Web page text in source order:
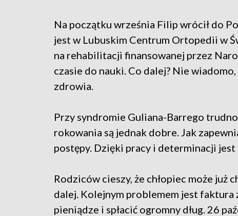
Na początku września Filip wrócił do
jest w Lubuskim Centrum Ortopedii w
na rehabilitacji finansowanej przez
czasie do nauki. Co dalej? Nie
zdrowia.
Przy syndromie Guliana-Barrego
rokowania są jednak dobre. Jak
postępy. Dzięki pracy i determinacji jest
Rodziców cieszy, że chłopiec może już
dalej. Kolejnym problemem jest faktura
pieniądze i spłacić ogromny dług. 26